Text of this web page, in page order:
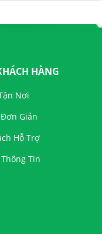
HÀNG
Nơi
Giản
Hỗ Trợ
Tin